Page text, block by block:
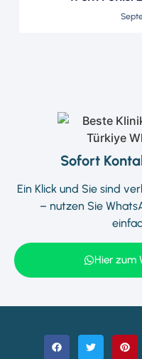
Sofort
Ein Klick und Sie sind
– nutzen Sie
Hier zum